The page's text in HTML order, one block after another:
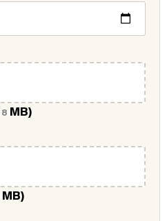
8 MB)
MB)